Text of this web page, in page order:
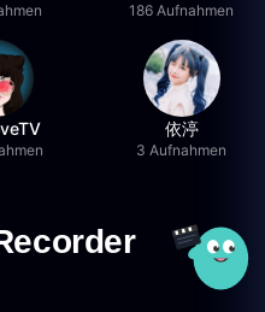
186 Aufnahmen
依渟
3 Aufnahmen